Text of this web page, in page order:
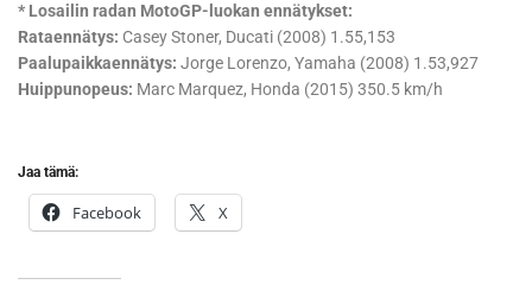
* Losailin radan MotoGP-luokan ennätykset:
Rataennätys: Casey Stoner, Ducati (2008) 1.55,153
Paalupaikkaennätys: Jorge Lorenzo, Yamaha (2008) 1.53,927
Huippunopeus: Marc Marquez, Honda (2015) 350.5 km/h
Jaa tämä:
Facebook X